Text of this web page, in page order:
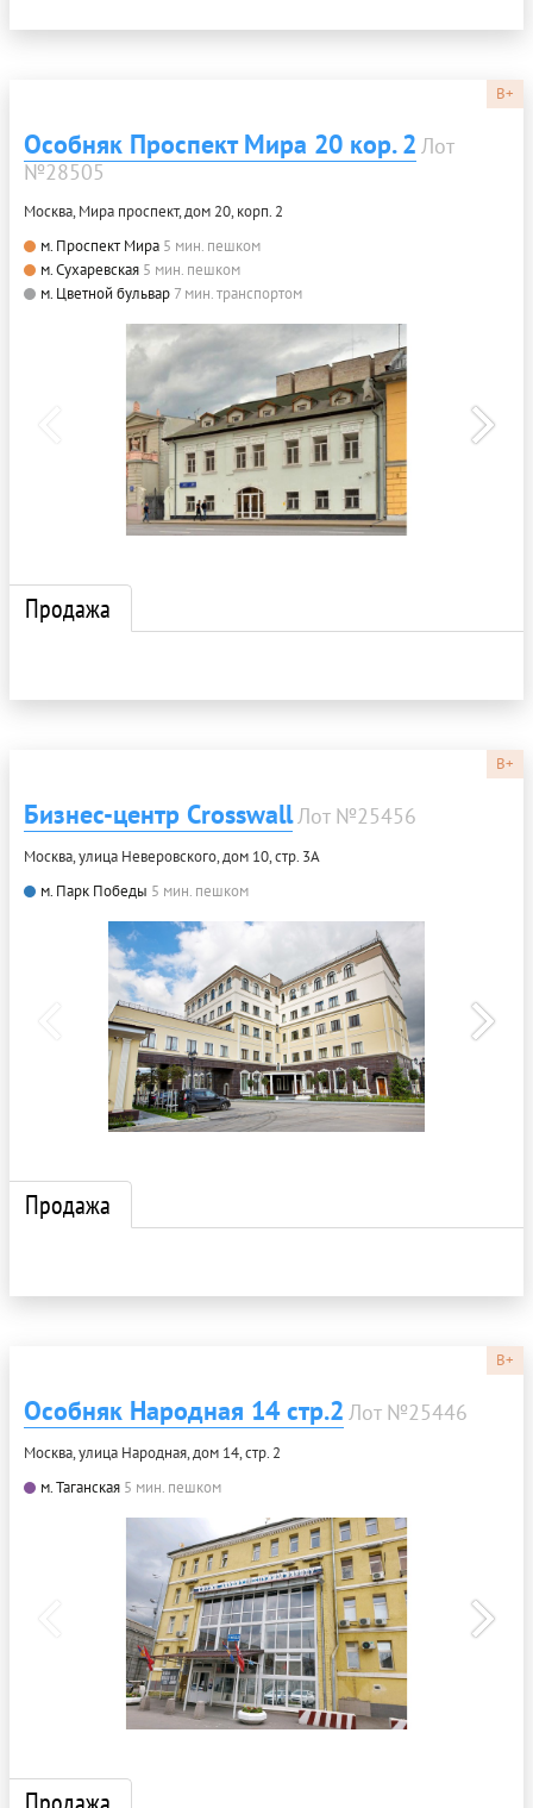
B+
Особняк Проспект Мира 20 кор. 2 Лот
№28505
Москва, Мира проспект, дом 20, корп. 2
м. Проспект Мира 5 мин. пешком
м. Сухаревская 5 мин. пешком
м. Цветной бульвар 7 мин. транспортом
Продажа
B+
Бизнес-центр Crosswall Лот №25456
Москва, улица Неверовского, дом 10, стр. 3А
м. Парк Победы 5 мин. пешком
Продажа
B+
Особняк Народная 14 стр.2 Лот №25446
Москва, улица Народная, дом 14, стр. 2
м. Таганская 5 мин. пешком